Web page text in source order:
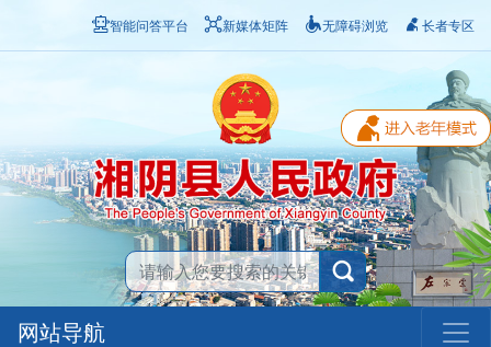
智能问答平台 新媒体矩阵 无障碍浏览 长者专区
网站导航